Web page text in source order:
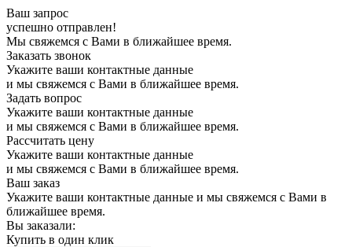
Ваш запрос
успешно отправлен!
Мы свяжемся с Вами в ближайшее время.
Заказать звонок
Укажите ваши контактные данные
и мы свяжемся с Вами в ближайшее время.
Задать вопрос
Укажите ваши контактные данные
и мы свяжемся с Вами в ближайшее время.
Рассчитать цену
Укажите ваши контактные данные
и мы свяжемся с Вами в ближайшее время.
Ваш заказ
Укажите ваши контактные данные и мы свяжемся с Вами в
ближайшее время.
Вы заказали:
Купить в один клик